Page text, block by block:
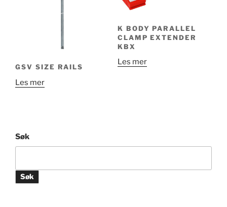
GSV SIZE RAILS
Les mer
K BODY PARALLEL
CLAMP EXTENDER
KBX
Les mer
Søk
Søk